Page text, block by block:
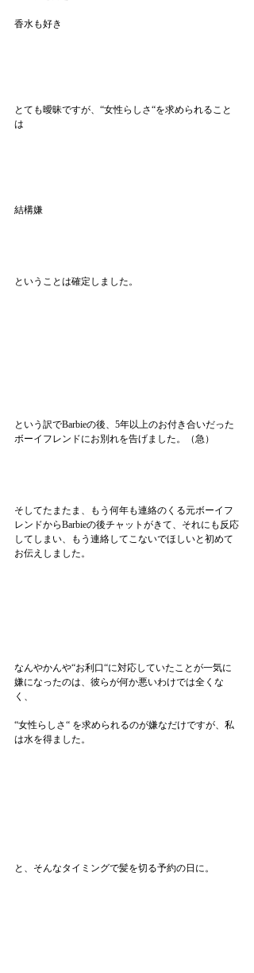
香水も好き
とても曖昧ですが、“女性らしさ“を求められること
は
結構嫌
ということは確定しました。
という訳でBarbieの後、5年以上のお付き合いだった
ボーイフレンドにお別れを告げました。（急）
そしてたまたま、もう何年も連絡のくる元ボーイフ
レンドからBarbieの後チャットがきて、それにも反応
してしまい、もう連絡してこないでほしいと初めて
お伝えしました。
なんやかんや“お利口“に対応していたことが一気に
嫌になったのは、彼らが何か悪いわけでは全くな
く、
“女性らしさ“ を求められるのが嫌なだけですが、私
は水を得ました。
と、そんなタイミングで髪を切る予約の日に。